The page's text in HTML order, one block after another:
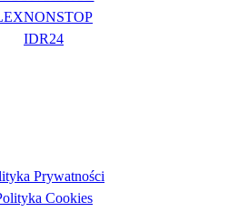
IDR24
Prywatności
Cookies